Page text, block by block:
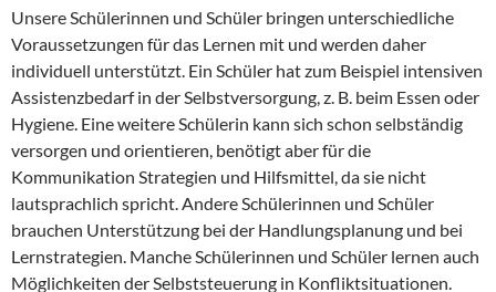
Unsere Schülerinnen und Schüler bringen unterschiedliche
Voraussetzungen für das Lernen mit und werden daher
individuell unterstützt. Ein Schüler hat zum Beispiel intensiven
Assistenzbedarf in der Selbstversorgung, z. B. beim Essen oder
Hygiene. Eine weitere Schülerin kann sich schon selbständig
versorgen und orientieren, benötigt aber für die
Kommunikation Strategien und Hilfsmittel, da sie nicht
lautsprachlich spricht. Andere Schülerinnen und Schüler
brauchen Unterstützung bei der Handlungsplanung und bei
Lernstrategien. Manche Schülerinnen und Schüler lernen auch
Möglichkeiten der Selbststeuerung in Konfliktsituationen.